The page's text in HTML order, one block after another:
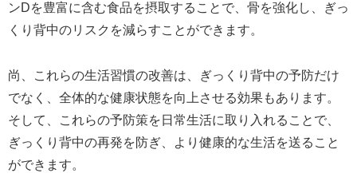
ンDを豊富に含む食品を摂取することで、骨を強化し、ぎっ
くり背中のリスクを減らすことができます。
尚、これらの生活習慣の改善は、ぎっくり背中の予防だけ
でなく、全体的な健康状態を向上させる効果もあります。
そして、これらの予防策を日常生活に取り入れることで、
ぎっくり背中の再発を防ぎ、より健康的な生活を送ること
ができます。